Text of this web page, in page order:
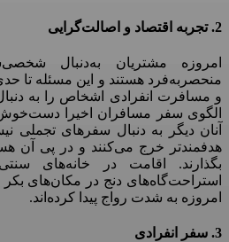
2. تجربه اقتصاد و اصالت‌گرایی
امروزه مشتریان به‌دنبال
منحصربه‌فرد هستند و این مسئله تا
و مسافرت انفرادی اشخاص را به
الگوی سفر مسافران اخیرا
آنان دیگر به‌ دنبال سفرهای تجملی
هدفمندتر خرج می‌کنند و در پی آن
بگذارند. اقامت در خانه‌های
استراحت‌گاه‌های دنج در مکان‌های
امروزه به‌ شدت رواج پیدا کرده‌اند.
3. سفر انفرادی